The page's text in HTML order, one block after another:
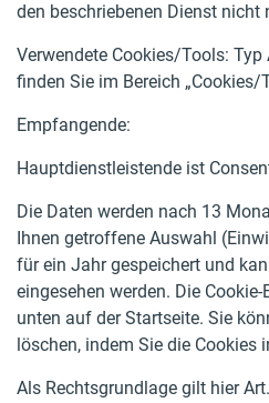
den beschriebenen Dienst nicht
Verwendete Cookies/Tools:
finden Sie im Bereich „Cookies/
Empfangende:
Hauptdienstleistende ist
Die Daten werden nach 13
Ihnen getroffene Auswahl
für ein Jahr gespeichert und
eingesehen werden. Die
unten auf der Startseite. Sie
löschen, indem Sie die Cookies
Als Rechtsgrundlage gilt hier